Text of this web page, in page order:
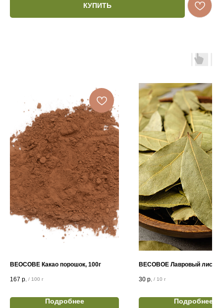
КУПИТЬ
ВЕОСОВЕ Какао порошок, 100г
167 р. / 100 г
Подробнее
ВЕСОВОЕ Лавровый лист,
30 р. / 10 г
Подробнее